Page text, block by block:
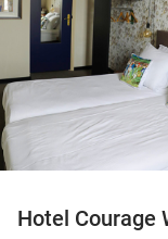
Hotel Courage